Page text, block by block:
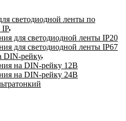
светодиодной ленты по
IP
для светодиодной ленты IP20
для светодиодной ленты IP67
DIN-рейку
на DIN-рейку 12В
на DIN-рейку 24В